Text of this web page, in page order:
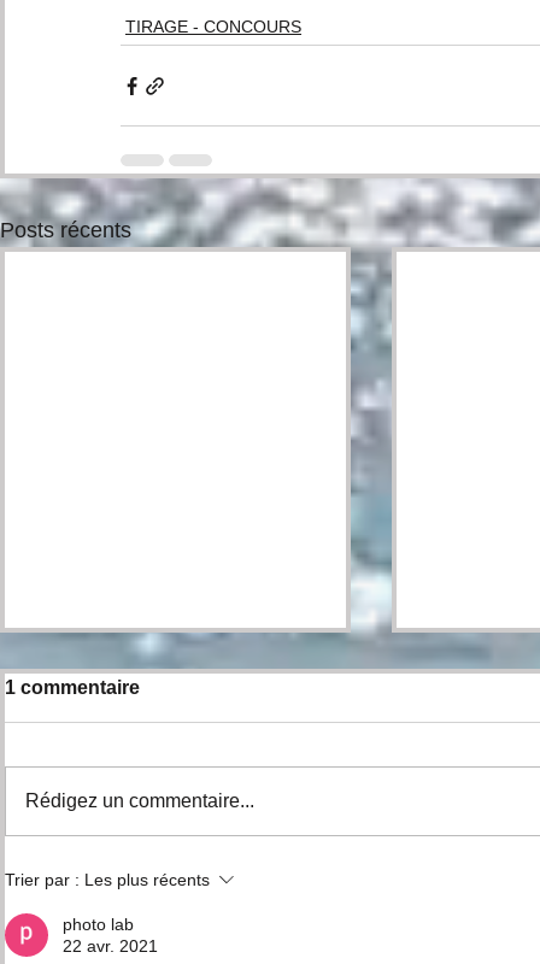
TIRAGE - CONCOURS
Posts récents
Québec Laval 2023.
1 commentaire
Rédigez un commentaire...
Trier par : Les plus récents
photo lab
22 avr. 2021